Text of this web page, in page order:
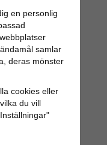
något elastisk.
för tillfället.
en personlig
samlar
deras mönster
cookies eller
du vill